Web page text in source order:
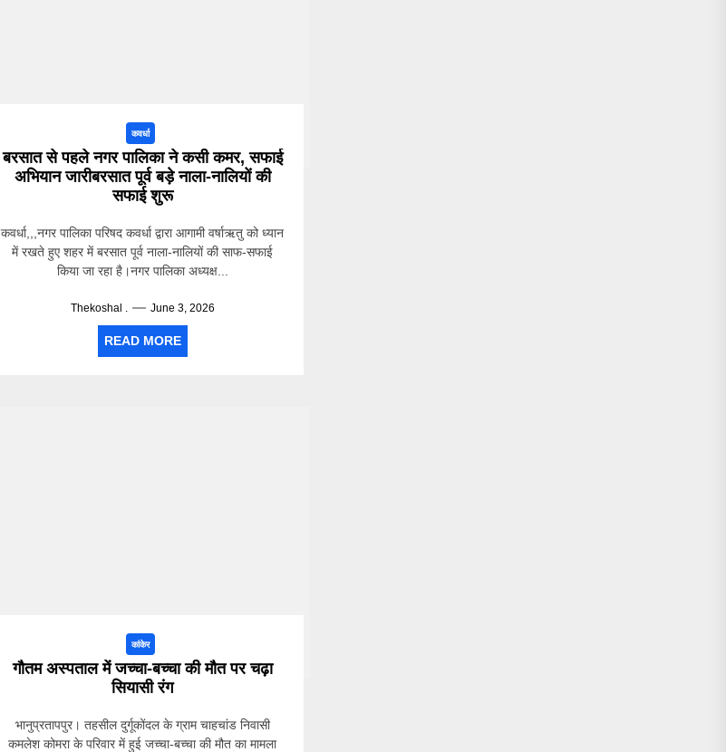
कवर्धा
बरसात से पहले नगर पालिका ने कसी कमर, सफाई
अभियान जारीबरसात पूर्व बड़े नाला-नालियों की
सफाई शुरू
कवर्धा,,,नगर पालिका परिषद कवर्धा द्वारा आगामी वर्षाऋतु को ध्यान
में रखते हुए शहर में बरसात पूर्व नाला-नालियों की साफ-सफाई
किया जा रहा है।नगर पालिका अध्यक्ष...
Thekoshal . June 3, 2026
READ MORE
कांकेर
गौतम अस्पताल में जच्चा-बच्चा की मौत पर चढ़ा
सियासी रंग
भानुप्रतापपुर। तहसील दुर्गूकोंदल के ग्राम चाहचांड निवासी
कमलेश कोमरा के परिवार में हुई जच्चा-बच्चा की मौत का मामला